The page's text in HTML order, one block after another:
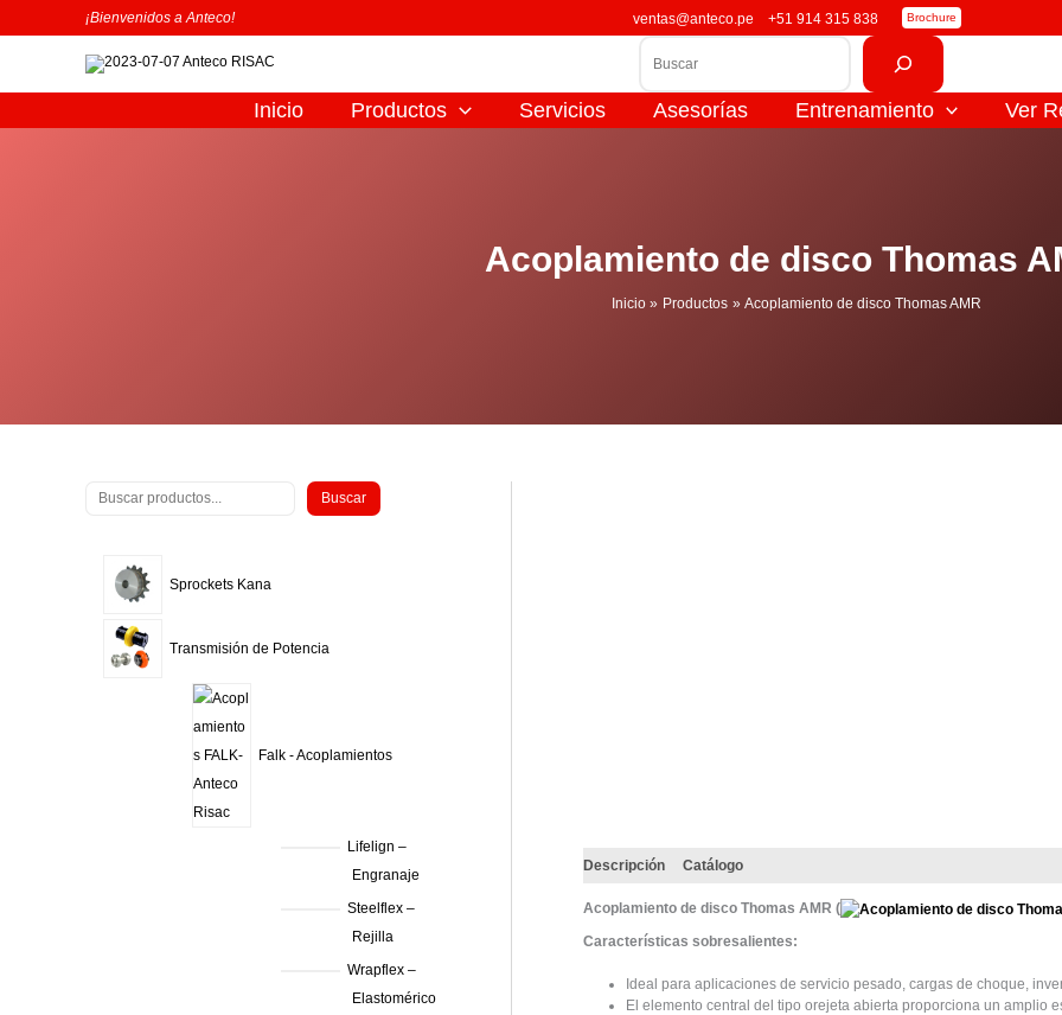
¡Bienvenidos a Anteco! ventas@anteco.pe +51 914 315 838 Brochure
Inicio Productos Servicios Asesorías Entrenamiento Ver
Acoplamiento de disco Thomas
Inicio Productos Acoplamiento de disco Thomas AMR
B
s
a
Buscar
Sprockets Kana
Transmisión de Potencia
Falk - Acoplamientos
Lifelign –
Engranaje
Steelflex –
Rejilla
Wrapflex –
Elastomérico
Descripción Catálogo
Acoplamiento de disco Thomas AMR (
Características sobresalientes:
Ideal para aplicaciones de servicio pesado, cargas de choque,
El elemento central del tipo orejeta abierta proporciona un amplio